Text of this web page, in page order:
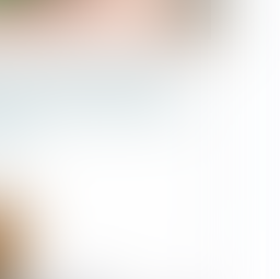
témoignages
de notoriété pour